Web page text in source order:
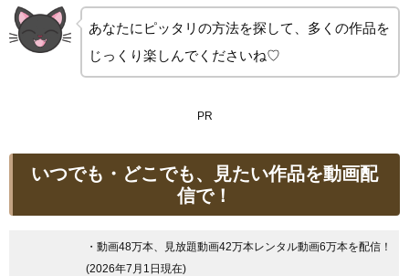
あなたにピッタリの方法を探して、多くの作品を
じっくり楽しんでくださいね♡
PR
いつでも・どこでも、見たい作品を動画配
信で！
・動画48万本、見放題動画42万本レンタル動画6万本を配信！
(2026年7月1日現在)